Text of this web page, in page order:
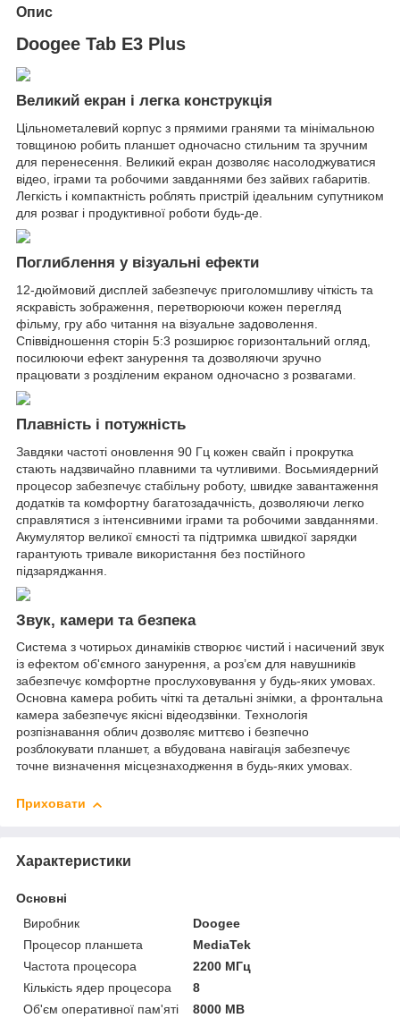
Опис
Doogee Tab E3 Plus
Великий екран і легка конструкція
Цільнометалевий корпус з прямими гранями та мінімальною
товщиною робить планшет одночасно стильним та зручним
для перенесення. Великий екран дозволяє насолоджуватися
відео, іграми та робочими завданнями без зайвих габаритів.
Легкість і компактність роблять пристрій ідеальним супутником
для розваг і продуктивної роботи будь-де.
Поглиблення у візуальні ефекти
12-дюймовий дисплей забезпечує приголомшливу чіткість та
яскравість зображення, перетворюючи кожен перегляд
фільму, гру або читання на візуальне задоволення.
Співвідношення сторін 5:3 розширює горизонтальний огляд,
посилюючи ефект занурення та дозволяючи зручно
працювати з розділеним екраном одночасно з розвагами.
Плавність і потужність
Завдяки частоті оновлення 90 Гц кожен свайп і прокрутка
стають надзвичайно плавними та чутливими. Восьмиядерний
процесор забезпечує стабільну роботу, швидке завантаження
додатків та комфортну багатозадачність, дозволяючи легко
справлятися з інтенсивними іграми та робочими завданнями.
Акумулятор великої ємності та підтримка швидкої зарядки
гарантують тривале використання без постійного
підзаряджання.
Звук, камери та безпека
Система з чотирьох динаміків створює чистий і насичений звук
із ефектом об'ємного занурення, а роз’єм для навушників
забезпечує комфортне прослуховування у будь-яких умовах.
Основна камера робить чіткі та детальні знімки, а фронтальна
камера забезпечує якісні відеодзвінки. Технологія
розпізнавання облич дозволяє миттєво і безпечно
розблокувати планшет, а вбудована навігація забезпечує
точне визначення місцезнаходження в будь-яких умовах.
Приховати
Характеристики
Основні
Виробник
Doogee
Процесор планшета
MediaTek
Частота процесора
2200 МГц
Кількість ядер процесора
8
Об'єм оперативної пам'яті
8000 MB